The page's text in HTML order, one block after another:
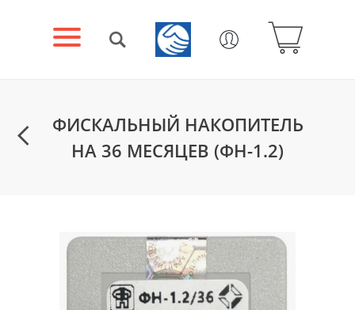
ФИСКАЛЬНЫЙ НАКОПИТЕЛЬ
НА 36 МЕСЯЦЕВ (ФН-1.2)